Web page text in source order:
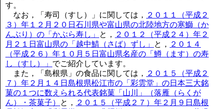
す。
なお，「寿司（すし）」に関しては，
２０１１（平成２
３）年１２月２０日石川県や富山県の北陸地方の寒鰤（か
んぶり）の「かぶら寿し」
と，
２０１２（平成２４）年２
月２１日富山県の「越中鯖（さば）ずし」
と，
２０１４
（平成２６）年１０月５日富山県名産の「鱒（ます）の寿
し（すし）」 でご紹介しています。
また，「島根県」の食品に関しては，
２０１５（平成２
７）年２月１４日島根県松江市の「彩雲堂」の日本三大銘
菓の１つに数えられる代表銘菓「山川」（落雁（らくが
ん）・茶菓子）
と，
２０１５（平成２７）年２月９日島根